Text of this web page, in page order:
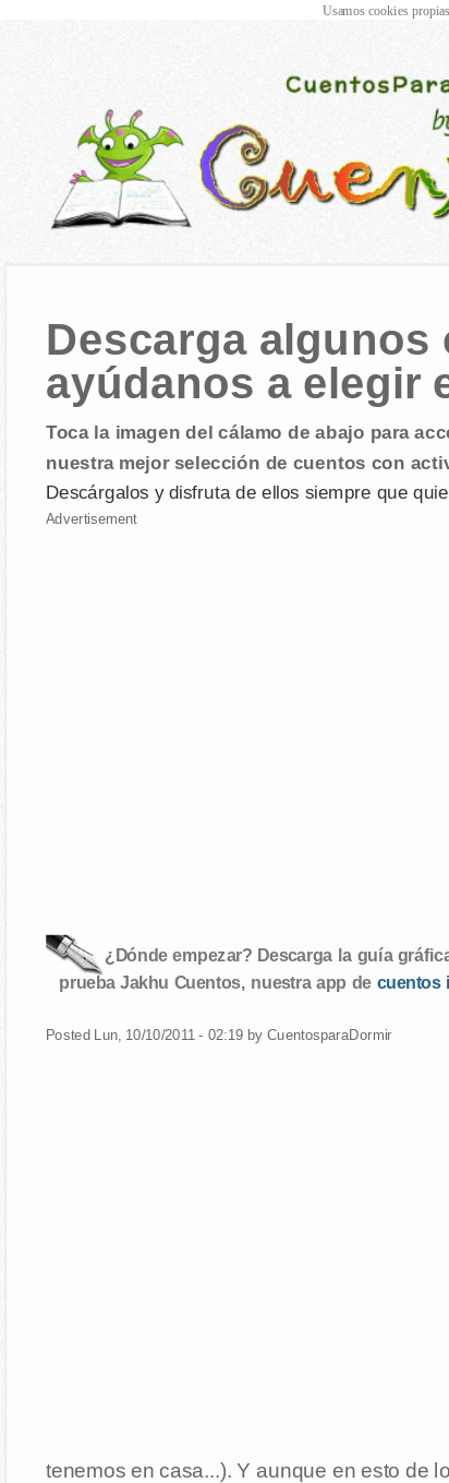
Descarga
ayúdanos a elegir
Toca la imagen del cálamo de abajo para
nuestra mejor selección de cuentos con
Descárgalos y disfruta de ellos siempre que
Advertisement
¿Dónde empezar? Descarga la guía
prueba Jakhu Cuentos, nuestra app de cuentos
Posted Lun, 10/10/2011 - 02:19 by CuentosparaDormir
tenemos en casa...). Y aunque en esto de
Usamos cookies